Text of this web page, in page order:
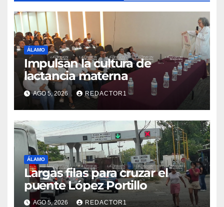
ÁLAMO
Impulsan la cultura de
lactancia materna
AGO 5, 2026 REDACTOR1
ÁLAMO
Largas filas para cruzar el
puente López Portillo
AGO 5, 2026 REDACTOR1